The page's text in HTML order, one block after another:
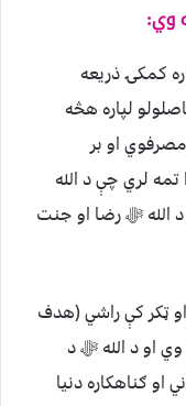
کمکۍ ذریعه
لپاره هڅه
مصرفوي او بر
تمه لري چې د الله
الله ﷻ رضا او جنت
ټکر کې راشي (هدف
او د الله ﷻ د
ګناهکاره دنیا